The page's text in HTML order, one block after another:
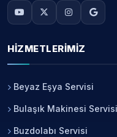
HIZMETLERIMIZ
Beyaz Eşya Servisi
Bulaşık Makinesi Servisi
Buzdolabı Servisi